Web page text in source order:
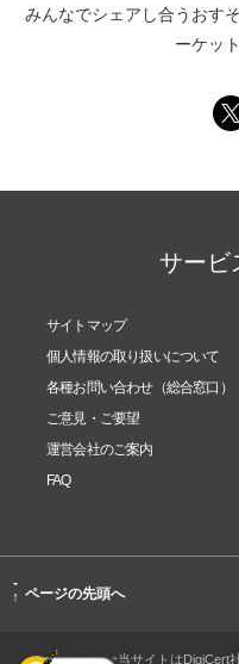
みんなでシェアし合う おす
ーケッ
サービ
サイトマップ
個人情報の取り扱いについて
各種お問い合わせ（総合窓口）
ご意見・ご要望
運営会社のご案内
FAQ
-
↑ ページの先頭へ
当サイトはDigiCert